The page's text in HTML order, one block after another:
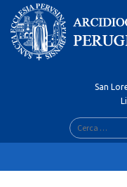
Skip
content
San
Ricerca
per: